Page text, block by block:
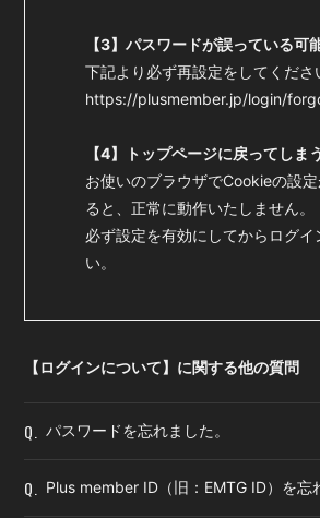
【3】パスワードが誤っている可
下記より必ず再設定をしてくださ
https://plusmember.jp/login/
【4】トップページに戻ってしま
お使いのブラウザでCookieの設
ると、正常に動作いたしません。
必ず設定を有効にしてからログイ
い。
【ログインについて】に関する他の質問
Q. パスワードを忘れました。
Q. Plus member ID（旧：EMTG ID）を忘